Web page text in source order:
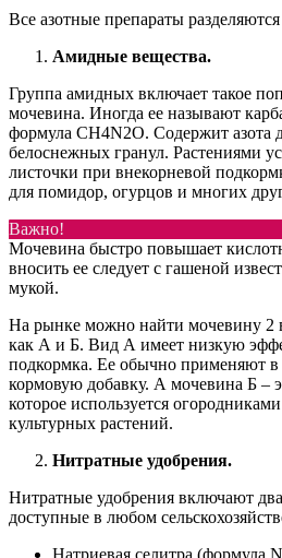
Все азотные препараты
Амидные вещества.
Группа амидных включает такое
мочевина. Иногда ее называют
формула CH4N2O. Содержит азота
белоснежных гранул. Растениями
листочки при внекорневой
для помидор, огурцов и многих
Важно!
Мочевина быстро повышает
вносить ее следует с гашеной
мукой.
На рынке можно найти мочевину 2
как А и Б. Вид А имеет низкую
подкормка. Ее обычно применяют в
кормовую добавку. А мочевина Б –
которое используется
культурных растений.
Нитратные удобрения.
Нитратные удобрения включают
доступные в любом